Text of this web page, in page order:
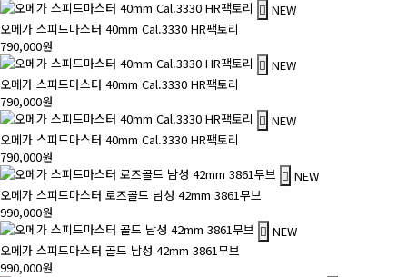
NEW
오메가 스피드마스터 40mm Cal.3330 HR팩토리
790,000원
NEW
오메가 스피드마스터 40mm Cal.3330 HR팩토리
790,000원
NEW
오메가 스피드마스터 40mm Cal.3330 HR팩토리
790,000원
NEW
오메가 스피드마스터 로즈골드 남성 42mm 3861무브
990,000원
NEW
오메가 스피드마스터 골드 남성 42mm 3861무브
990,000원